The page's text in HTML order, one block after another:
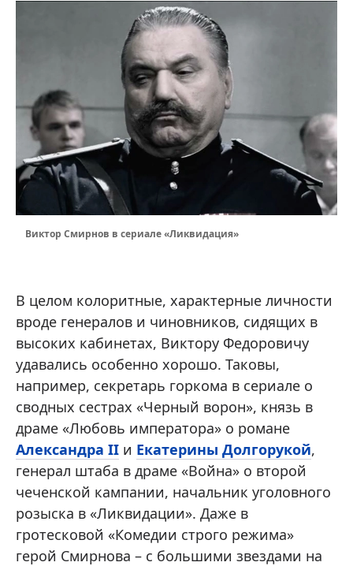
Виктор Смирнов в сериале «Ликвидация»
В целом колоритные, характерные личности
вроде генералов и чиновников, сидящих в
высоких кабинетах, Виктору Федоровичу
удавались особенно хорошо. Таковы,
например, секретарь горкома в сериале о
сводных сестрах «Черный ворон», князь в
драме «Любовь императора» о романе
Александра II и Екатерины Долгорукой,
генерал штаба в драме «Война» о второй
чеченской кампании, начальник уголовного
розыска в «Ликвидации». Даже в
гротесковой «Комедии строго режима»
герой Смирнова – с большими звездами на